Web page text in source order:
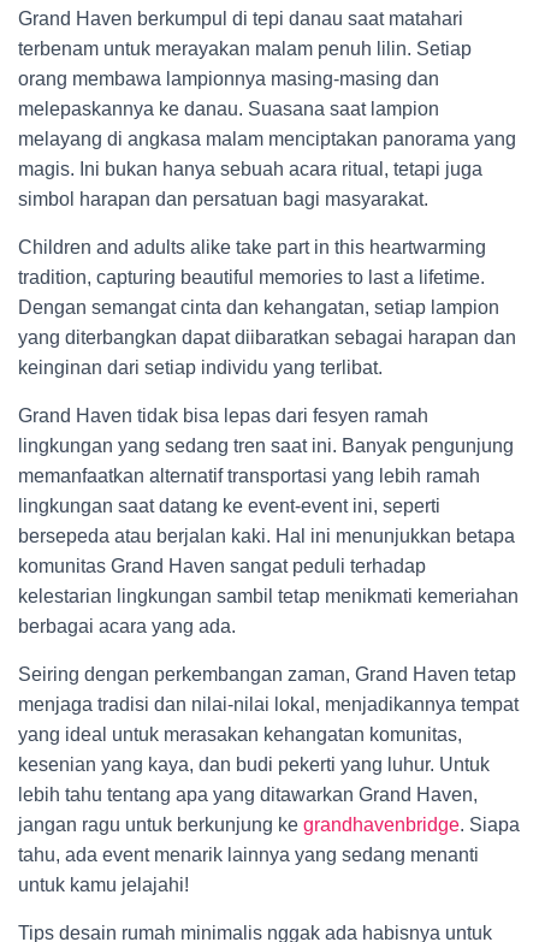
Grand Haven berkumpul di tepi danau saat matahari
terbenam untuk merayakan malam penuh lilin. Setiap
orang membawa lampionnya masing-masing dan
melepaskannya ke danau. Suasana saat lampion
melayang di angkasa malam menciptakan panorama yang
magis. Ini bukan hanya sebuah acara ritual, tetapi juga
simbol harapan dan persatuan bagi masyarakat.
Children and adults alike take part in this heartwarming
tradition, capturing beautiful memories to last a lifetime.
Dengan semangat cinta dan kehangatan, setiap lampion
yang diterbangkan dapat diibaratkan sebagai harapan dan
keinginan dari setiap individu yang terlibat.
Grand Haven tidak bisa lepas dari fesyen ramah
lingkungan yang sedang tren saat ini. Banyak pengunjung
memanfaatkan alternatif transportasi yang lebih ramah
lingkungan saat datang ke event-event ini, seperti
bersepeda atau berjalan kaki. Hal ini menunjukkan betapa
komunitas Grand Haven sangat peduli terhadap
kelestarian lingkungan sambil tetap menikmati kemeriahan
berbagai acara yang ada.
Seiring dengan perkembangan zaman, Grand Haven tetap
menjaga tradisi dan nilai-nilai lokal, menjadikannya tempat
yang ideal untuk merasakan kehangatan komunitas,
kesenian yang kaya, dan budi pekerti yang luhur. Untuk
lebih tahu tentang apa yang ditawarkan Grand Haven,
jangan ragu untuk berkunjung ke grandhavenbridge. Siapa
tahu, ada event menarik lainnya yang sedang menanti
untuk kamu jelajahi!
Tips desain rumah minimalis nggak ada habisnya untuk